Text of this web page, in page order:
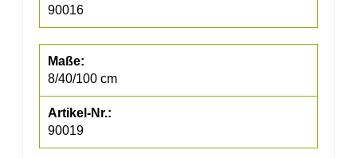
90016
8/40/100 cm
90019